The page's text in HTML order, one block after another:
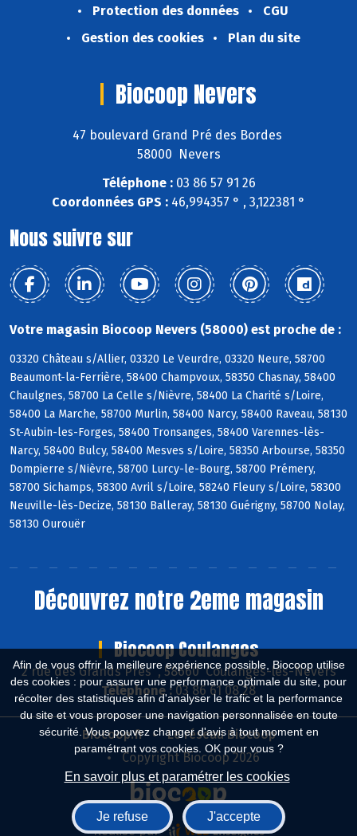
Afin de vous offrir la meilleure expérience possible, Biocoop utilise
des cookies : pour assurer une performance optimale du site, pour
récolter des statistiques afin d'analyser le trafic et la performance
du site et vous proposer une navigation personnalisée en toute
sécurité. Vous pouvez changer d'avis à tout moment en
paramétrant vos cookies. OK pour vous ?
En savoir plus et paramétrer les cookies
Je refuse J'accepte
Protection des données
CGU
Gestion des cookies
Plan du site
Biocoop Nevers
47 boulevard Grand Pré des Bordes
58000 Nevers
Téléphone :03 86 57 91 26
Coordonnées GPS : 46,994357 ° , 3,122381 °
Nous suivre sur
Votre magasin Biocoop Nevers (58000) est proche de :
03320 Château s/Allier, 03320 Le Veurdre, 03320 Neure, 58700
Beaumont-la-Ferrière, 58400 Champvoux, 58350 Chasnay, 58400
Chaulgnes, 58700 La Celle s/Nièvre, 58400 La Charité s/Loire,
58400 La Marche, 58700 Murlin, 58400 Narcy, 58400 Raveau, 58130
St-Aubin-les-Forges, 58400 Tronsanges, 58400 Varennes-lès-
Narcy, 58400 Bulcy, 58400 Mesves s/Loire, 58350 Arbourse, 58350
Dompierre s/Nièvre, 58700 Lurcy-le-Bourg, 58700 Prémery,
58700 Sichamps, 58300 Avril s/Loire, 58240 Fleury s/Loire, 58300
Neuville-lès-Decize, 58130 Balleray, 58130 Guérigny, 58700 Nolay,
58130 Ourouër
Découvrez notre 2eme magasin
Biocoop Coulanges
2 rue des Grands Près , 58660 Coulanges-lès-Nevers
Téléphone :03 86 61 08 28
Biocoop.fr
Le réseau Biocoop
Copyright Biocoop 2026
Réalisé par